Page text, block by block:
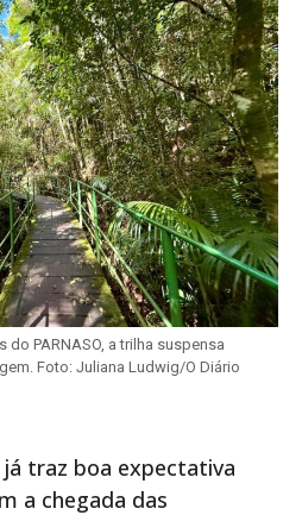
PARNASO, a trilha suspensa
Foto: Juliana Ludwig/O Diário
traz boa expectativa
a chegada das